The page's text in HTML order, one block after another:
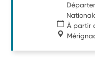
À partir